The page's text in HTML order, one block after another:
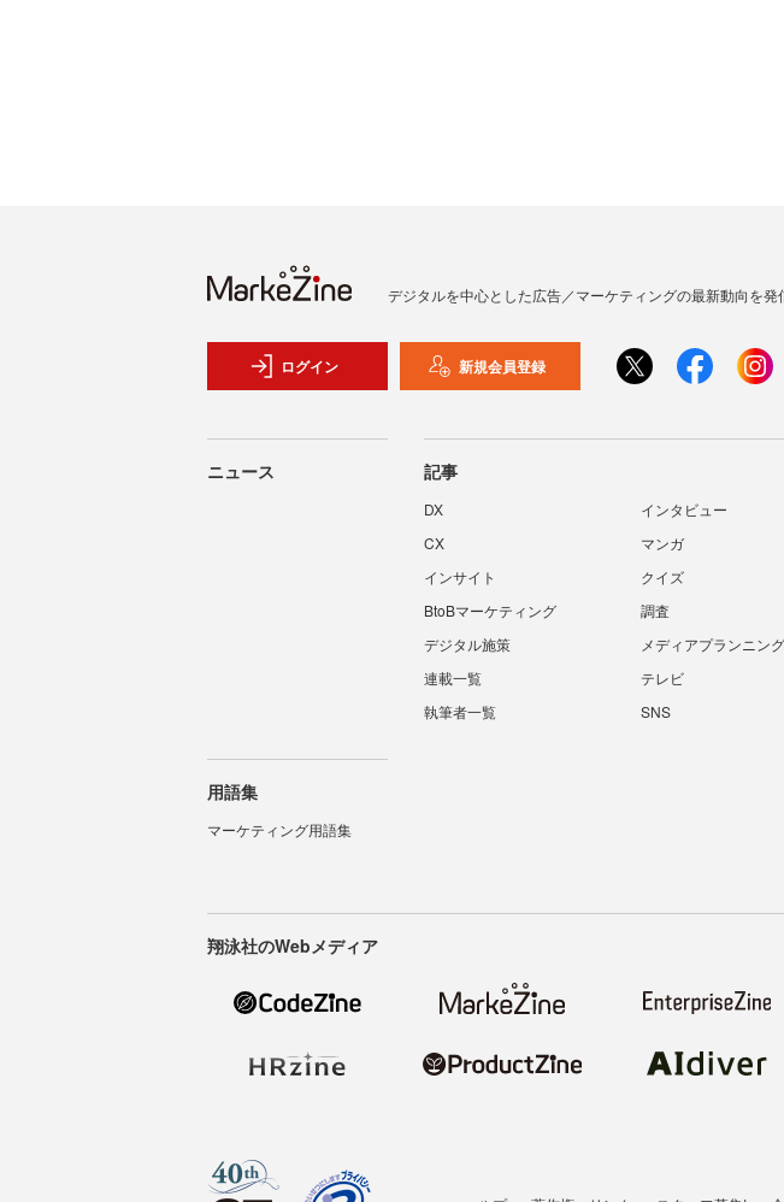
デジタルを中心とした広告／マーケティングの最新動向を発
ログイン 新規会員登録
ニュース 記事
DX
インタビュー
CX
マンガ
インサイト
クイズ
BtoBマーケティング
調査
デジタル施策
メディアプランニング
連載一覧
テレビ
執筆者一覧
SNS
用語集
マーケティング用語集
翔泳社のWebメディア